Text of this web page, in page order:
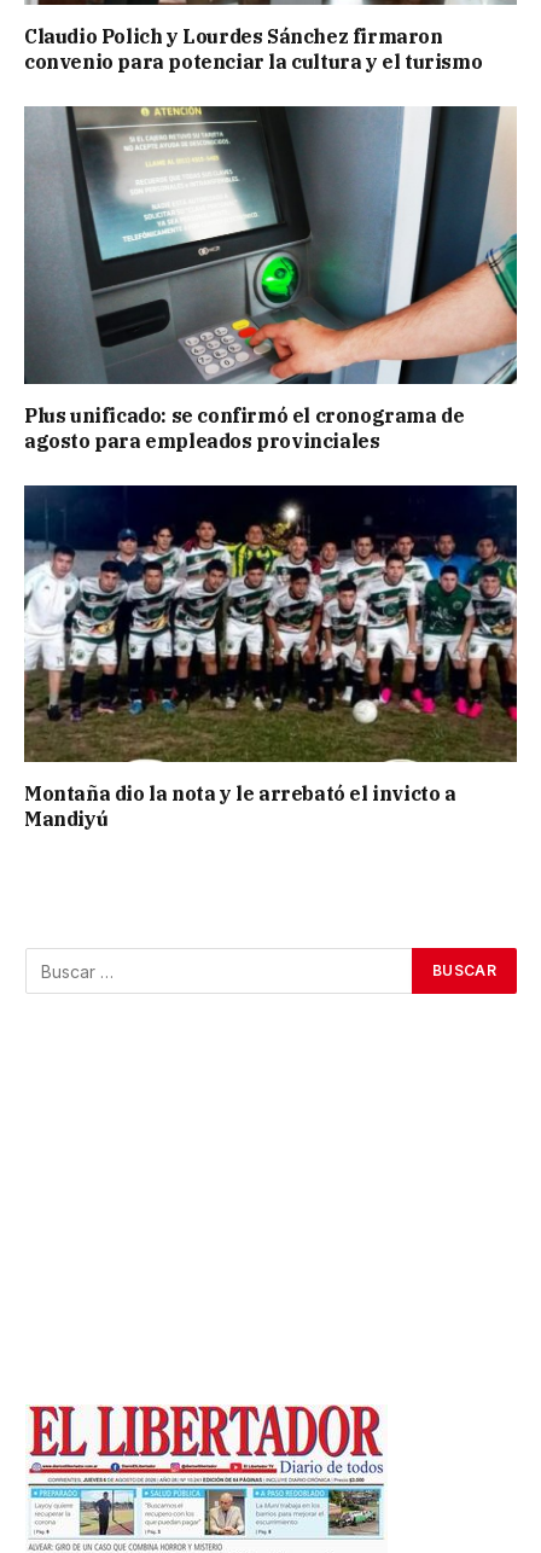
Claudio Polich y Lourdes Sánchez firmaron
convenio para potenciar la cultura y el turismo
Plus unificado: se confirmó el cronograma de
agosto para empleados provinciales
Montaña dio la nota y le arrebató el invicto a
Mandiyú